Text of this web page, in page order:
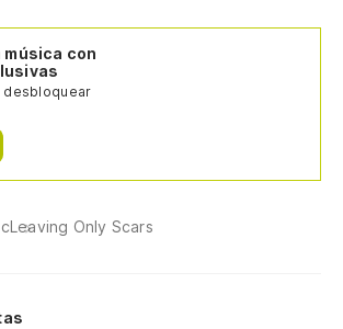
con
desbloquear
Leaving Only Scars